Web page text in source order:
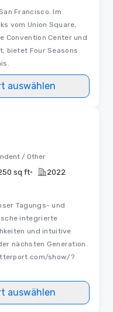
Francisco. Im
vom Union Square,
Convention Center und
bietet Four Seasons
auswählen
/ Other
sq ft• 2022
Tagungs- und
integrierte
und intuitive
nächsten Generation.
show/?
auswählen